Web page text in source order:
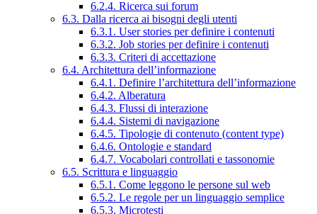
6.2.4. Ricerca sui forum
6.3. Dalla ricerca ai bisogni degli utenti
6.3.1. User stories per definire i contenuti
6.3.2. Job stories per definire i contenuti
6.3.3. Criteri di accettazione
6.4. Architettura dell’informazione
6.4.1. Definire l’architettura dell’informazione
6.4.2. Alberatura
6.4.3. Flussi di interazione
6.4.4. Sistemi di navigazione
6.4.5. Tipologie di contenuto (content type)
6.4.6. Ontologie e standard
6.4.7. Vocabolari controllati e tassonomie
6.5. Scrittura e linguaggio
6.5.1. Come leggono le persone sul web
6.5.2. Le regole per un linguaggio semplice
6.5.3. Microtesti